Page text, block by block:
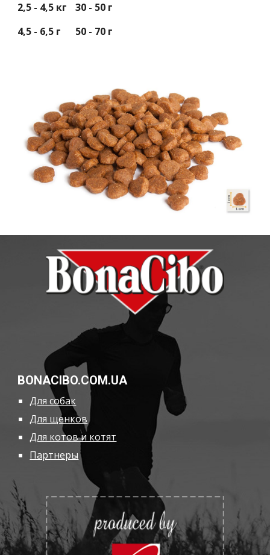
2,5 - 4,5 кг
30 - 50 г
4,5 - 6,5 г
50 - 70 г
BONACIBO.COM.UA
Для собак
Для щенков
Для котов и котят
Партнеры